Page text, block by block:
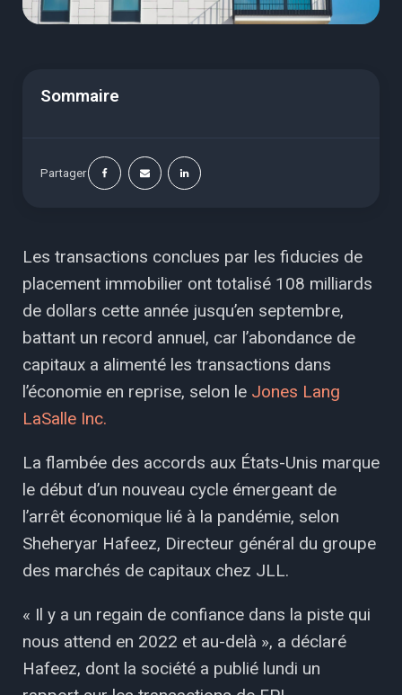
Sommaire
Partager
Les transactions conclues par les fiducies de
placement immobilier ont totalisé 108 milliards
de dollars cette année jusqu’en septembre,
battant un record annuel, car l’abondance de
capitaux a alimenté les transactions dans
l’économie en reprise, selon le Jones Lang
LaSalle Inc.
La flambée des accords aux États-Unis marque
le début d’un nouveau cycle émergeant de
l’arrêt économique lié à la pandémie, selon
Sheheryar Hafeez, Directeur général du groupe
des marchés de capitaux chez JLL.
« Il y a un regain de confiance dans la piste qui
nous attend en 2022 et au-delà », a déclaré
Hafeez, dont la société a publié lundi un